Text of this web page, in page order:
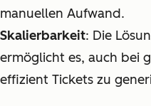
manuellen Aufwand.
Skalierbarkeit: Die
ermöglicht es, auch bei
effizient Tickets zu